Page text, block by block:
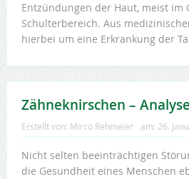
Entzündungen der Haut, meist im
Schulterbereich. Aus
hierbei um eine Erkrankung der
Zähneknirschen –
Erstellt von: Mirco Rehmeier am: 26.
Nicht selten beeinträchtigen
die Gesundheit eines Menschen